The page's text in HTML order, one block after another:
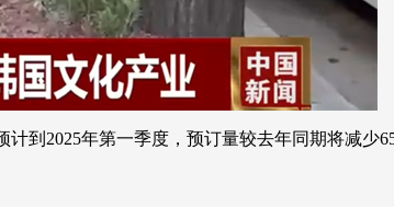
到2025年第一季度，预订量较去年同期将减少